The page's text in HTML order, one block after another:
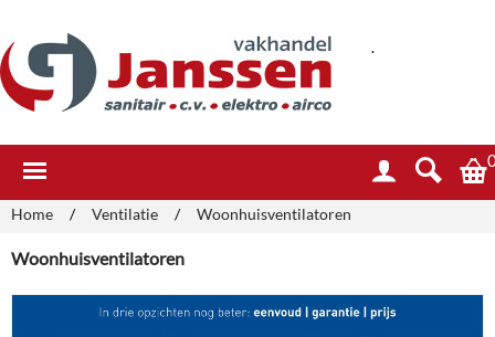
.
Home / Ventilatie / Woonhuisventilatoren
Woonhuisventilatoren